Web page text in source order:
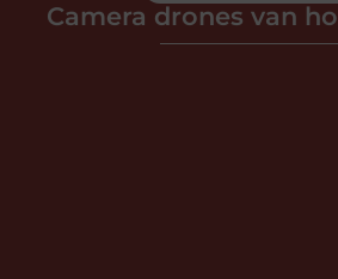
Camera drones van